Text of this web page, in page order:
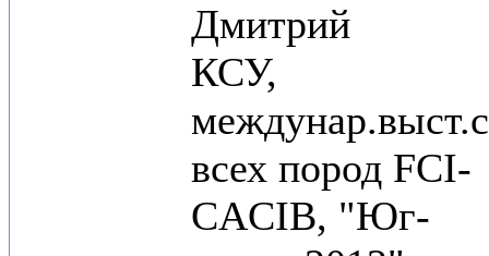
Дмитрий
КСУ,
всех пород FCI-
CACIB, "Юг-